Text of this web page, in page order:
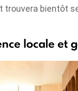
trouvera bientôt
locale et